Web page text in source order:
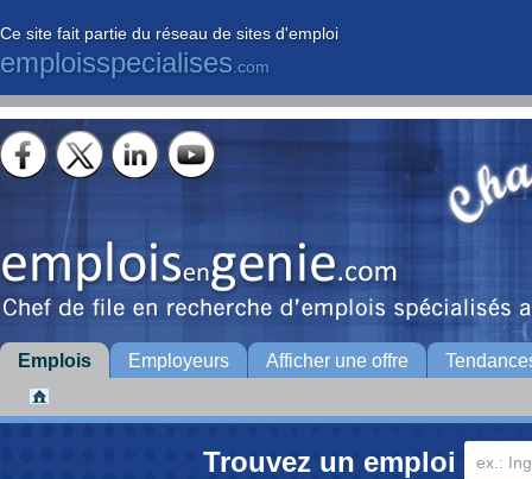
Ce site fait partie du réseau de sites d'emploi
emploisspecialises .com
Emplois Employeurs Afficher une offre
Trouvez un emploi